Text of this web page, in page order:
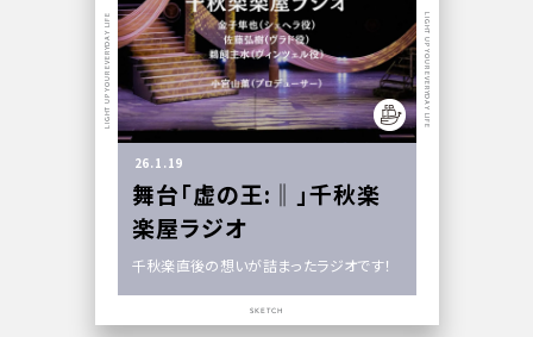
26.1.19
舞台「虚の王:‖」千秋楽
楽屋ラジオ
千秋楽直後の想いが詰まったラジオです！
LIGHT UP YOUR EVERYDAY LIFE LIGHT UP YOUR EVERYDAY LIFE
SKETCH